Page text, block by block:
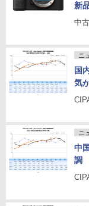
新
中
ニ
国
気
ニ
中
調